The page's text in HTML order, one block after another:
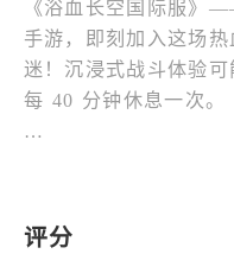
《浴血长空国际服》
手游，即刻加入这场
迷！沉浸式战斗体验
每 40 分钟休息一次。
核心玩法：
评分